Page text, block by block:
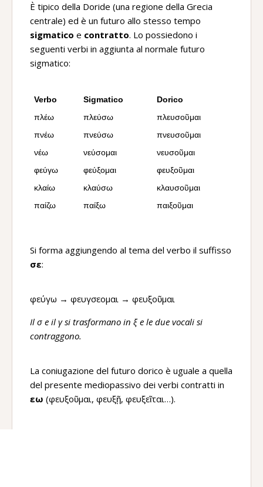
È tipico della Doride (una regione della Grecia
centrale) ed è un futuro allo stesso tempo
sigmatico e contratto. Lo possiedono i
seguenti verbi in aggiunta al normale futuro
sigmatico:
Verbo Sigmatico
Dorico
πλέω
πλεύσω
πλευσοῦμαι
πνέω
πνεύσω
πνευσοῦμαι
νέω
νεύσομαι
νευσοῦμαι
φεύγω
φεύξομαι
φευξοῦμαι
κλαίω
κλαύσω
κλαυσοῦμαι
παίζω
παίξω παιξοῦμαι
Si forma aggiungendo al tema del verbo il suffisso
σε:
φεύγω → φευγσεομαι → φευξοῦμαι
Il σ e il γ si trasformano in ξ e le due vocali si
contraggono.
La coniugazione del futuro dorico è uguale a quella
del presente mediopassivo dei verbi contratti in
εω (φευξοῦμαι, φευξῇ, φευξεῖται…).